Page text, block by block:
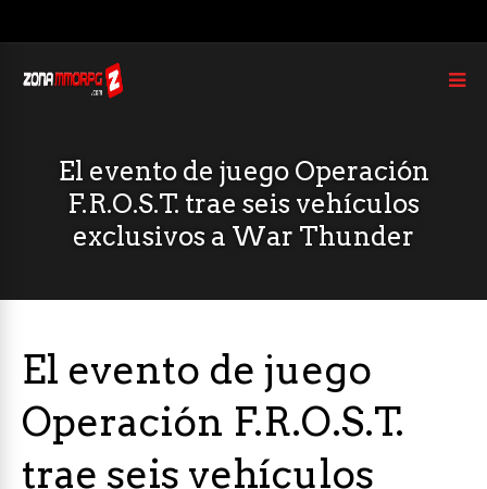
El evento de juego Operación
F.R.O.S.T. trae seis vehículos
exclusivos a War Thunder
El evento de juego
Operación F.R.O.S.T.
trae seis vehículos